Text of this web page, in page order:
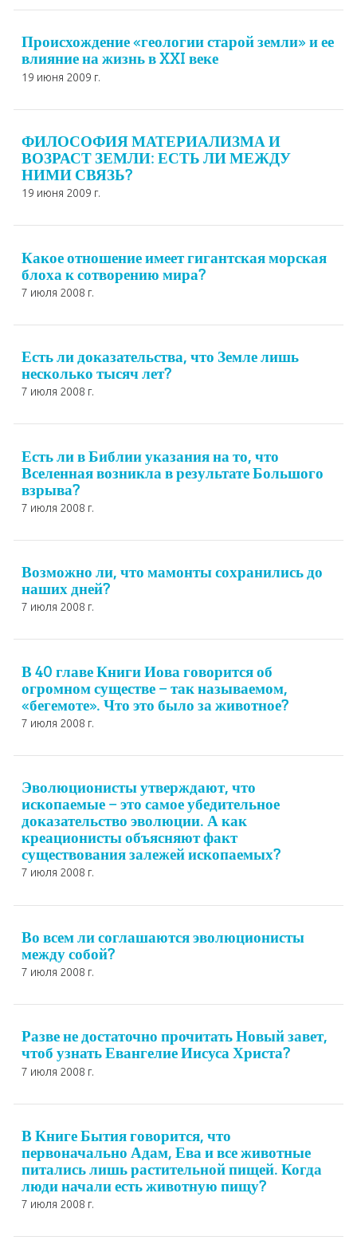
Происхождение «геологии старой земли» и ее
влияние на жизнь в XXI веке
19 июня 2009 г.
ФИЛОСОФИЯ МАТЕРИАЛИЗМА И
ВОЗРАСТ ЗЕМЛИ: ЕСТЬ ЛИ МЕЖДУ
НИМИ СВЯЗЬ?
19 июня 2009 г.
Какое отношение имеет гигантская морская
блоха к сотворению мира?
7 июля 2008 г.
Есть ли доказательства, что Земле лишь
несколько тысяч лет?
7 июля 2008 г.
Есть ли в Библии указания на то, что
Вселенная возникла в результате Большого
взрыва?
7 июля 2008 г.
Возможно ли, что мамонты сохранились до
наших дней?
7 июля 2008 г.
В 40 главе Книги Иова говорится об
огромном существе – так называемом,
«бегемоте». Что это было за животное?
7 июля 2008 г.
Эволюционисты утверждают, что
ископаемые – это самое убедительное
доказательство эволюции. А как
креационисты объясняют факт
существования залежей ископаемых?
7 июля 2008 г.
Во всем ли соглашаются эволюционисты
между собой?
7 июля 2008 г.
Разве не достаточно прочитать Новый завет,
чтоб узнать Евангелие Иисуса Христа?
7 июля 2008 г.
В Книге Бытия говорится, что
первоначально Адам, Ева и все животные
питались лишь растительной пищей. Когда
люди начали есть животную пищу?
7 июля 2008 г.